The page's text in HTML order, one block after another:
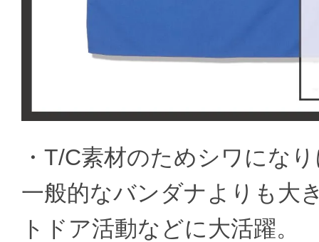
・T/C素材のためシワにな
一般的なバンダナよりも大
トドア活動などに大活躍。